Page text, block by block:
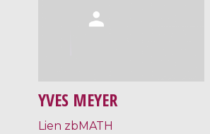
YVES MEYER
Lien zbMATH